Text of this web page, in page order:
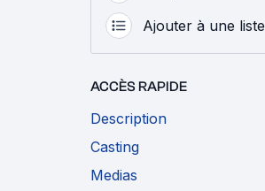
Ajouter à une liste
ACCÈS RAPIDE
Description
Casting
Medias